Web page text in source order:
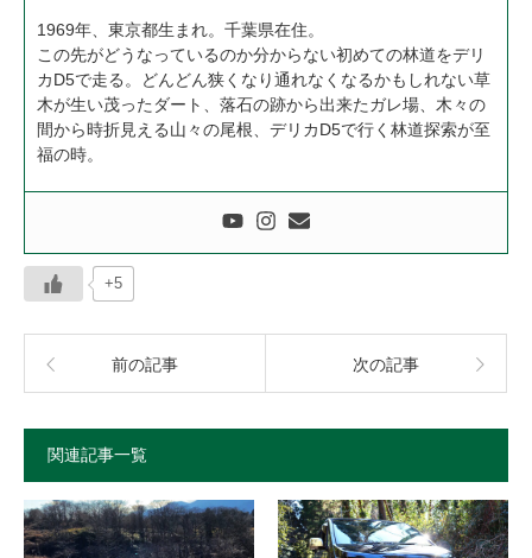
1969年、東京都生まれ。千葉県在住。
この先がどうなっているのか分からない初めての林道をデリ
カD5で走る。どんどん狭くなり通れなくなるかもしれない草
木が生い茂ったダート、落石の跡から出来たガレ場、木々の
間から時折見える山々の尾根、デリカD5で行く林道探索が至
福の時。
+5
前の記事 次の記事
関連記事一覧